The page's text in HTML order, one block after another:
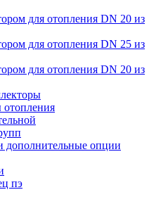
для отопления DN 20 из
для отопления DN 25 из
для отопления DN 20 из
опции
пэ